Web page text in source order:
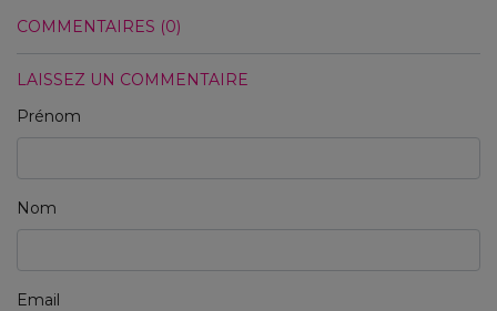
COMMENTAIRES (0)
LAISSEZ UN COMMENTAIRE
Prénom
Nom
Email